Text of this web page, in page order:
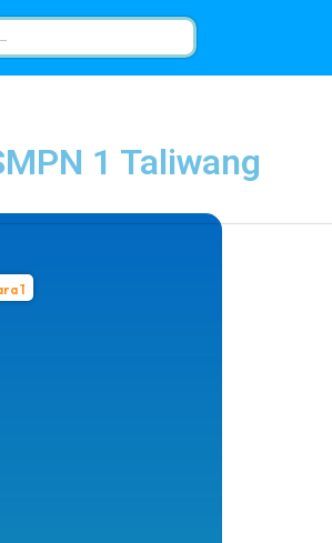
1 Taliwang
1